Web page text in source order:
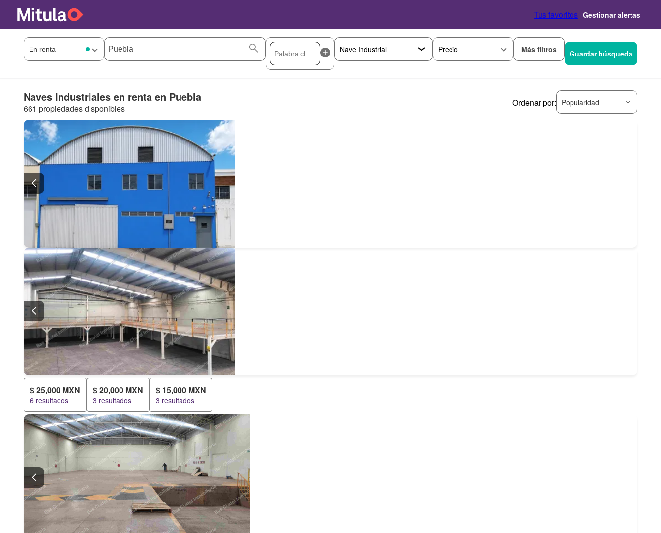
Tus favoritos Gestionar alertas
Precio Más filtros Guardar búsqueda
Naves Industriales en renta en Puebla
661 propiedades disponibles
Ordenar por: Popularidad
$ 25,000 MXN
6 resultados
$ 20,000 MXN
3 resultados
$ 15,000 MXN
3 resultados